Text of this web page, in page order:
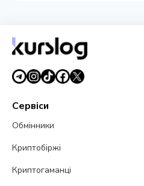
Сервіси
Обмінники
Криптобіржі
Криптогаманці